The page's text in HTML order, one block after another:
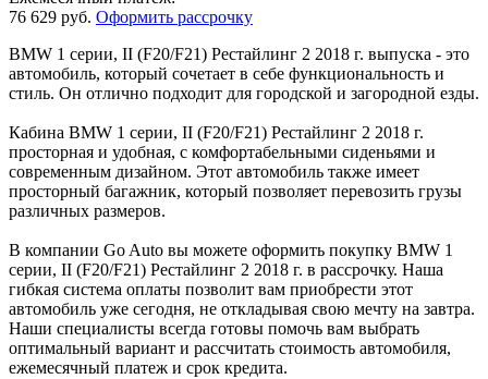
76 629 руб. Оформить рассрочку
BMW 1 серии, II (F20/F21) Рестайлинг 2 2018 г. выпуска - это
автомобиль, который сочетает в себе функциональность и
стиль. Он отлично подходит для городской и загородной езды.
Кабина BMW 1 серии, II (F20/F21) Рестайлинг 2 2018 г.
просторная и удобная, с комфортабельными сиденьями и
современным дизайном. Этот автомобиль также имеет
просторный багажник, который позволяет перевозить грузы
различных размеров.
В компании Go Auto вы можете оформить покупку BMW 1
серии, II (F20/F21) Рестайлинг 2 2018 г. в рассрочку. Наша
гибкая система оплаты позволит вам приобрести этот
автомобиль уже сегодня, не откладывая свою мечту на завтра.
Наши специалисты всегда готовы помочь вам выбрать
оптимальный вариант и рассчитать стоимость автомобиля,
ежемесячный платеж и срок кредита.